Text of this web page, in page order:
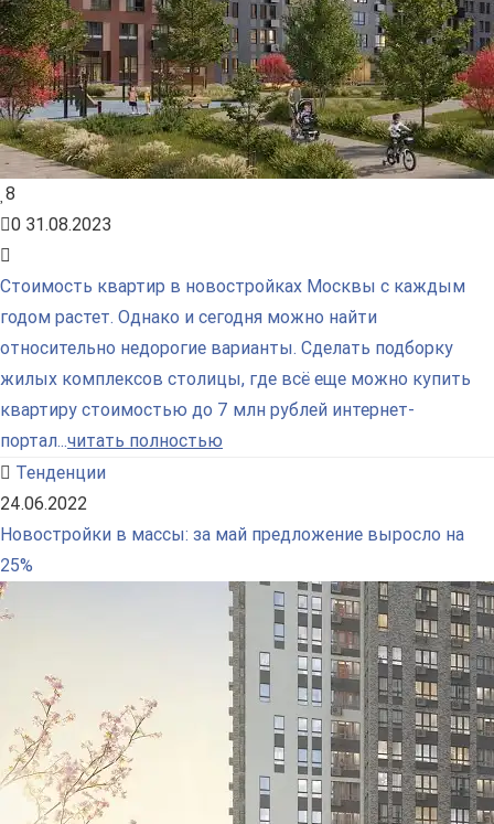
8
0 31.08.2023
Стоимость квартир в новостройках Москвы с каждым
годом растет. Однако и сегодня можно найти
относительно недорогие варианты. Сделать подборку
жилых комплексов столицы, где всё еще можно купить
квартиру стоимостью до 7 млн рублей интернет-
портал...читать полностью
Тенденции
24.06.2022
Новостройки в массы: за май предложение выросло на
25%